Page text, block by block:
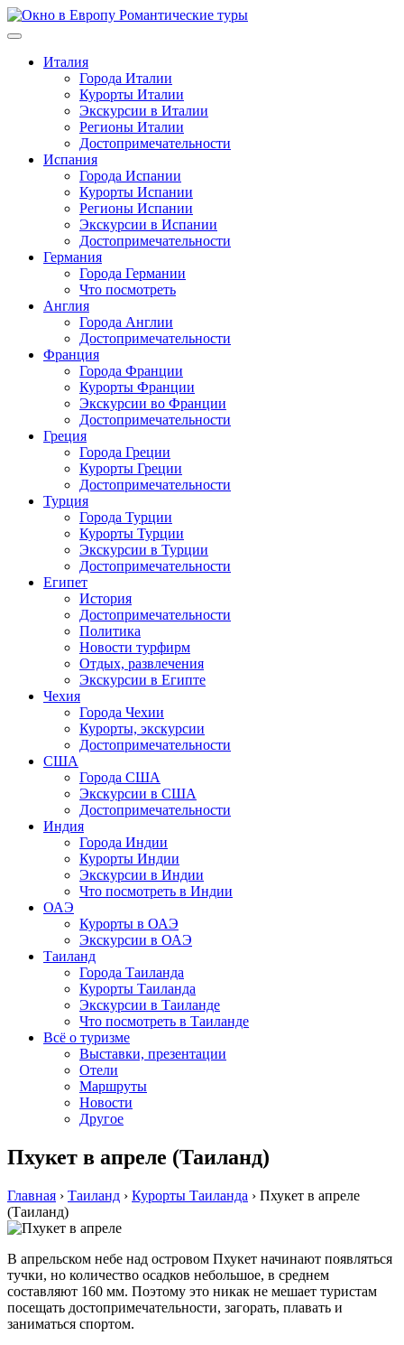
Перейти
к
Италия
Города Италии
Курорты Италии
Экскурсии в Италии
Регионы Италии
Достопримечательности
Испания
Города Испании
Курорты Испании
Регионы Испании
Экскурсии в Испании
Достопримечательности
Германия
Города Германии
Что посмотреть
Англия
Города Англии
Достопримечательности
Франция
Города Франции
Курорты Франции
Экскурсии во Франции
Достопримечательности
Греция
Города Греции
Курорты Греции
Достопримечательности
Турция
Города Турции
Курорты Турции
Экскурсии в Турции
Достопримечательности
Египет
История
Достопримечательности
Политика
Новости турфирм
Отдых, развлечения
Экскурсии в Египте
Чехия
Города Чехии
Курорты, экскурсии
Достопримечательности
США
Города США
Экскурсии в США
Достопримечательности
Индия
Города Индии
Курорты Индии
Экскурсии в Индии
Что посмотреть в Индии
ОАЭ
Курорты в ОАЭ
Экскурсии в ОАЭ
Таиланд
Города Таиланда
Курорты Таиланда
Экскурсии в Таиланде
Что посмотреть в Таиланде
Всё о туризме
Выставки, презентации
Отели
Маршруты
Новости
Другое
Пхукет в апреле (Таиланд)
Главная › Таиланд › Курорты Таиланда › Пхукет в апреле
(Таиланд)
В апрельском небе над островом Пхукет начинают появляться
тучки, но количество осадков небольшое, в среднем
составляют 160 мм. Поэтому это никак не мешает туристам
посещать достопримечательности, загорать, плавать и
заниматься спортом.